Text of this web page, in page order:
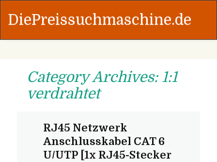
DiePreissuchmaschine.de
Category Archives: 1:1
verdrahtet
RJ45 Netzwerk
Anschlusskabel CAT 6
U/UTP [1x RJ45-Stecker